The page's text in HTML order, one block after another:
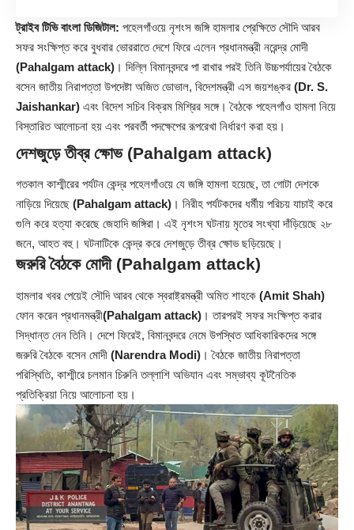
ট্রাইব টিভি বাংলা ডিজিটাল: পহেলগাঁওয়ে নৃশংস জঙ্গি হামলার প্রেক্ষিতে সৌদি আরব
সফর সংক্ষিপ্ত করে বুধবার ভোররাতে দেশে ফিরে এলেন প্রধানমন্ত্রী নরেন্দ্র মোদী
(Pahalgam attack) । দিল্লি বিমানবন্দরে পা রাখার পরই তিনি উচ্চপর্যায়ের বৈঠকে
বসেন জাতীয় নিরাপত্তা উপদেষ্টা অজিত ডোভাল, বিদেশমন্ত্রী এস জয়শঙ্কর (Dr. S.
Jaishankar) এবং বিদেশ সচিব বিক্রম মিশ্রির সঙ্গে। বৈঠকে পহেলগাঁও হামলা নিয়ে
বিস্তারিত আলোচনা হয় এবং পরবর্তী পদক্ষেপের রূপরেখা নির্ধারণ করা হয়।
দেশজুড়ে তীব্র ক্ষোভ (Pahalgam attack)
গতকাল কাশ্মীরের পর্যটন কেন্দ্র পহেলগাঁওয়ে যে জঙ্গি হামলা হয়েছে, তা গোটা দেশকে
নাড়িয়ে দিয়েছে (Pahalgam attack) । নিরীহ পর্যটকদের ধর্মীয় পরিচয় যাচাই করে
গুলি করে হত্যা করেছে জেহাদি জঙ্গিরা। এই নৃশংস ঘটনায় মৃতের সংখ্যা দাঁড়িয়েছে ২৮
জনে, আহত বহু। ঘটনাটিকে কেন্দ্র করে দেশজুড়ে তীব্র ক্ষোভ ছড়িয়েছে।
জরুরি বৈঠকে মোদী (Pahalgam attack)
হামলার খবর পেয়েই সৌদি আরব থেকে স্বরাষ্ট্রমন্ত্রী অমিত শাহকে (Amit Shah)
ফোন করেন প্রধানমন্ত্রী(Pahalgam attack) । তারপরই সফর সংক্ষিপ্ত করার
সিদ্ধান্ত নেন তিনি। দেশে ফিরেই, বিমানবন্দরে নেমে উপস্থিত আধিকারিকদের সঙ্গে
জরুরি বৈঠকে বসেন মোদী (Narendra Modi) । বৈঠকে জাতীয় নিরাপত্তা
পরিস্থিতি, কাশ্মীরে চলমান চিরুনি তল্লাশি অভিযান এবং সম্ভাব্য কূটনৈতিক
প্রতিক্রিয়া নিয়ে আলোচনা হয়।